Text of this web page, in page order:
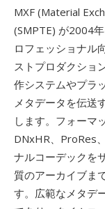
MXF (Material
(SMPTE) が2004
ロフェッショナル
ストプロダクショ
作システムやプラ
メタデータを伝送
します。フォーマ
DNxHR、ProRes
ナルコーデックを
質のアーカイブま
す。広範なメタデ